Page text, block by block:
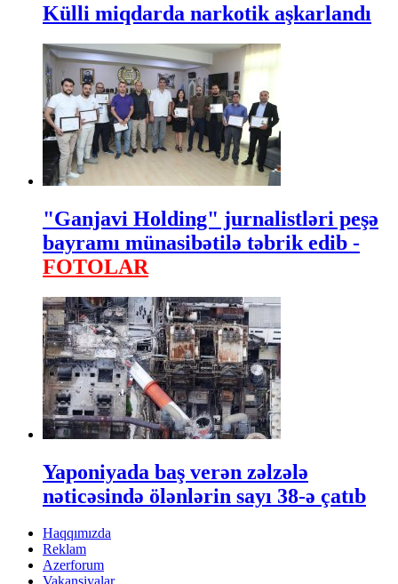
Külli miqdarda narkotik aşkarlandı
"Ganjavi Holding" jurnalistləri peşə
bayramı münasibətilə təbrik edib -
FOTOLAR
Yaponiyada baş verən zəlzələ
nəticəsində ölənlərin sayı 38-ə çatıb
Haqqımızda
Reklam
Azerforum